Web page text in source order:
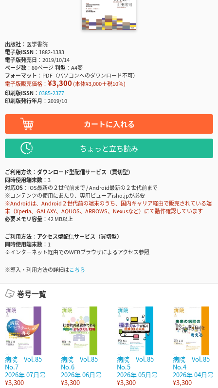
出版社
医学書院
電子版ISSN
1882-1383
電子版発売日
2019/10/14
ページ数
80ページ判型
A4変
フォーマット
PDF（パソコンへのダウンロード不可）
電子版販売価格： ¥3,300(本体¥3,000＋税10％)
印刷版ISSN
0385-2377
印刷版発行年月
2019/10
カートに入れる
ちょっと立ち読み
ご利用方法
ダウンロード型配信サービス（買切型）
同時使用端末数
3
対応OS
iOS最新の２世代前まで / Android最新の２世代前まで
※コンテンツの使用にあたり、専用ビューアisho.jpが必要
※Androidは、Android２世代前の端末のうち、国内キャリア経由で販売されている端
末（Xperia、GALAXY、AQUOS、ARROWS、Nexusなど）にて動作確認しています
必要メモリ容量
42 MB以上
ご利用方法
アクセス型配信サービス（買切型）
同時使用端末数
1
※インターネット経由でのWEBブラウザによるアクセス参照
※導入・利用方法の詳細はこちら
巻号一覧
病院 Vol.85
No.7
2026年 07月号
¥3,300
病院 Vol.85
No.6
2026年 06月号
¥3,300
病院 Vol.85
No.5
2026年 05月号
¥3,300
病院 Vol.85
No.4
2026年 04月号
¥3,300